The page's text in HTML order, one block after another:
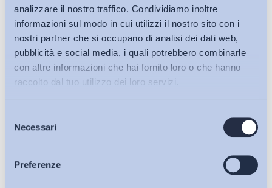
analizzare il nostro traffico. Condividiamo inoltre
informazioni sul modo in cui utilizzi il nostro sito con i
nostri partner che si occupano di analisi dei dati web,
pubblicità e social media, i quali potrebbero combinarle
con altre informazioni che hai fornito loro o che hanno
raccolto dal tuo utilizzo dei loro servizi.
delNecessari
Preferenze
Bollettini ADAPT
Articoli
Politiche passive
Ingresso e soggiorno di cittadini di Paesi terzi che
intendano svolgere lavori altamente qualificati
Bollettino ADAPT - 08 Maggio 2015